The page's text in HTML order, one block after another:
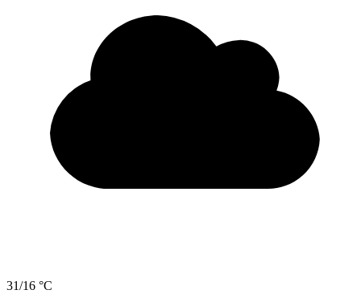
31/16 °C